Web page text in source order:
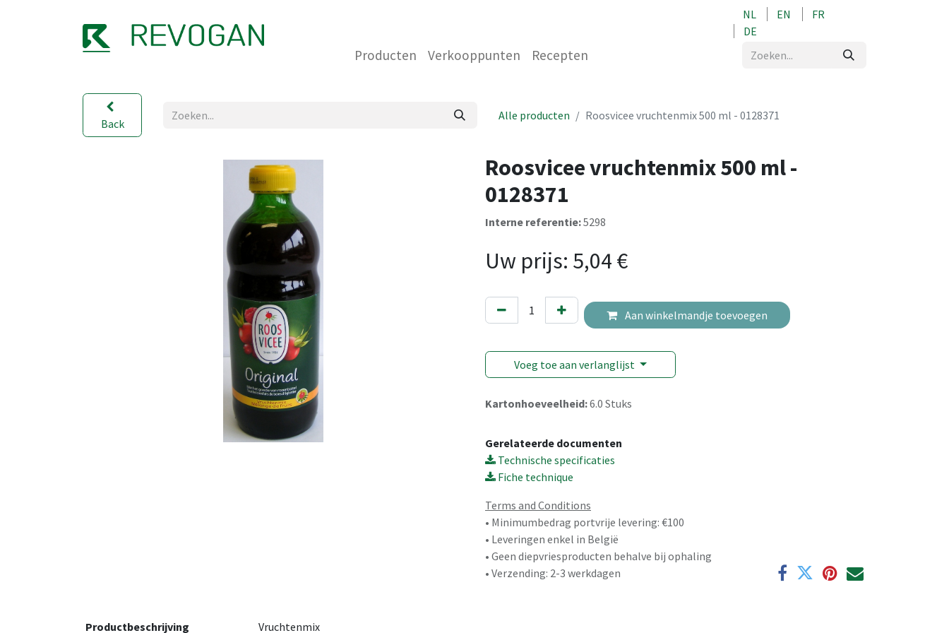
NL EN
FR
DE
Producten Verkooppunten Recepten
Back
Alle producten Roosvicee vruchtenmix 500 ml - 0128371
Roosvicee vruchtenmix 500 ml -
0128371
Interne referentie:5298
Uw prijs: 5,04 €
Aan winkelmandje toevoegen
Voeg toe aan verlanglijst
Kartonhoeveelheid:6.0 Stuks
Gerelateerde documenten
Technische specificaties
Fiche technique
Terms and Conditions
• Minimumbedrag portvrije levering: €100
• Leveringen enkel in België
• Geen diepvriesproducten behalve bij ophaling
• Verzending: 2-3 werkdagen
Productbeschrijving Vruchtenmix